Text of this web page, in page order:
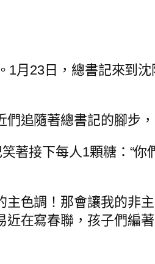
月23日，總書記來到
追隨著總書記的腳步
著接下每人1顆糖：“你
色調！那會讓我的非
在寫春聯，孩子們編